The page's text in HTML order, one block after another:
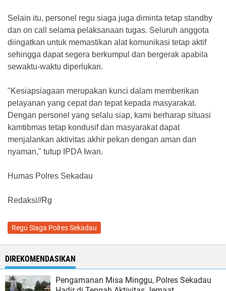
Selain itu, personel regu siaga juga diminta tetap standby
dan on call selama pelaksanaan tugas. Seluruh anggota
diingatkan untuk memastikan alat komunikasi tetap aktif
sehingga dapat segera berkumpul dan bergerak apabila
sewaktu-waktu diperlukan.
"Kesiapsiagaan merupakan kunci dalam memberikan
pelayanan yang cepat dan tepat kepada masyarakat.
Dengan personel yang selalu siap, kami berharap situasi
kamtibmas tetap kondusif dan masyarakat dapat
menjalankan aktivitas akhir pekan dengan aman dan
nyaman," tutup IPDA Iwan.
Humas Polres Sekadau
Redaksi//Rg
Regu Siaga Polres Sekadau
DIREKOMENDASIKAN
Pengamanan Misa Minggu, Polres Sekadau